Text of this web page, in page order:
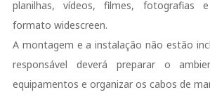
planilhas, vídeos, filmes, fotografias
formato widescreen.
A montagem e a instalação não estão
responsável deverá preparar o
equipamentos e organizar os cabos de